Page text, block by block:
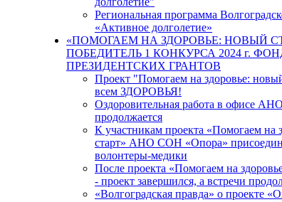
Региональная программа
«Активное долголетие»
«ПОМОГАЕМ НА ЗДОРОВЬЕ: НОВЫЙ
ПОБЕДИТЕЛЬ 1 КОНКУРСА 2024 г.
ПРЕЗИДЕНТСКИХ ГРАНТОВ
Проект "Помогаем на здоровье:
всем ЗДОРОВЬЯ!
Оздоровительная работа в офисе
продолжается
К участникам проекта «Помогаем на
старт» АНО СОН «Опора»
волонтеры-медики
После проекта «Помогаем на
- проект завершился, а встречи
«Волгоградская правда» о проекте